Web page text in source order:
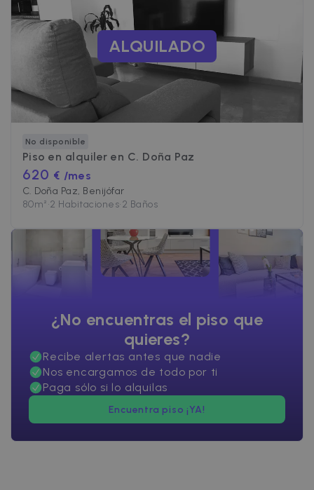
ALQUILADO
No disponible
Piso en alquiler en C. Doña Paz
620 € /mes
C. Doña Paz, Benijófar
80m²•2 Habitaciones•2 Baños
¿No encuentras el piso que
quieres?
Recibe alertas antes que nadie
Nos encargamos de todo por ti
Paga sólo si lo alquilas
Encuentra piso ¡YA!